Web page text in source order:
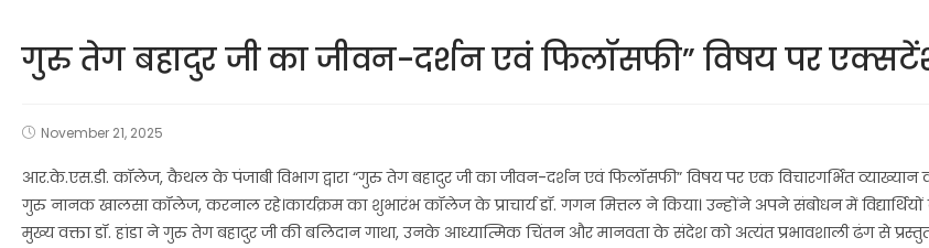
गुरु तेग बहादुर जी का जीवन-दर्शन एवं फिलॉसफी” विषय पर
November 21, 2025
आर.के.एस.डी. कॉलेज, कैथल के पंजाबी विभाग द्वारा “गुरु तेग बहादुर जी का जीवन-दर्शन एवं फिलॉसफी” विषय पर एक विचारगर्भित व्याख्यान का
गुरु नानक खालसा कॉलेज, करनाल रहे।कार्यक्रम का शुभारंभ कॉलेज के प्राचार्य डॉ. गगन मित्तल ने किया। उन्होंने अपने संबोधन में
मुख्य वक्ता डॉ. हांडा ने गुरु तेग बहादुर जी की बलिदान गाथा, उनके आध्यात्मिक चिंतन और मानवता के संदेश को अत्यंत प्रभावशाली ढंग से प्रस्तुत